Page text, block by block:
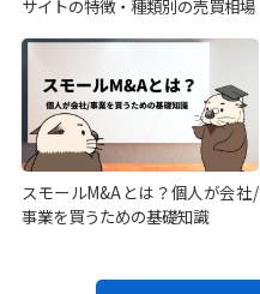
サイトの特徴・種類別の売買相場
スモールM&Aとは？個人が会社/
事業を買うための基礎知識